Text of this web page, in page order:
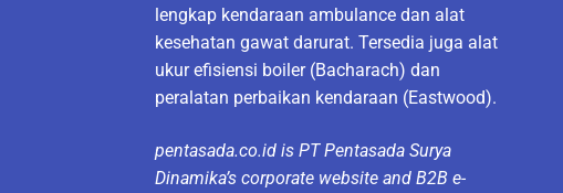
lengkap kendaraan ambulance dan alat
kesehatan gawat darurat. Tersedia juga alat
ukur efisiensi boiler (Bacharach) dan
peralatan perbaikan kendaraan (Eastwood).
pentasada.co.id is PT Pentasada Surya
Dinamika’s corporate website and B2B e-